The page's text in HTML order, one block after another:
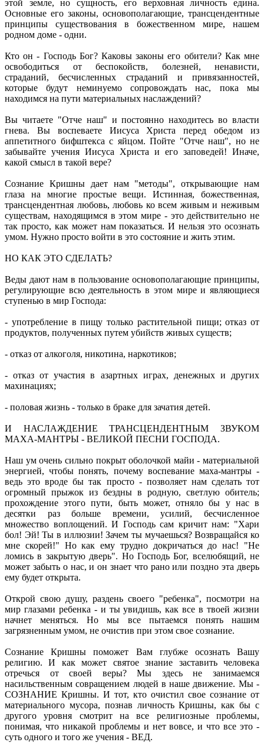
этой земле, но сущность, его верховная личность едина.
Основные его законы, основополагающие, трансцендентные
принципы существования в божественном мире, нашем
родном доме - одни.
Кто он - Господь Бог? Каковы законы его обители? Как мне
освободиться от беспокойств, болезней, ненависти,
страданий, бесчисленных страданий и привязанностей,
которые будут неминуемо сопровождать нас, пока мы
находимся на пути материальных наслаждений?
Вы читаете "Отче наш" и постоянно находитесь во власти
гнева. Вы воспеваете Иисуса Христа перед обедом из
аппетитного бифштекса с яйцом. Пойте "Отче наш", но не
забывайте учения Иисуса Христа и его заповедей! Иначе,
какой смысл в такой вере?
Сознание Кришны дает нам "методы", открывающие нам
глаза на многие простые вещи. Истинная, божественная,
трансцендентная любовь, любовь ко всем живым и неживым
существам, находящимся в этом мире - это действительно не
так просто, как может нам показаться. И нельзя это осознать
умом. Нужно просто войти в это состояние и жить этим.
НО КАК ЭТО СДЕЛАТЬ?
Веды дают нам в пользование основополагающие принципы,
регулирующие всю деятельность в этом мире и являющиеся
ступенью в мир Господа:
- употребление в пищу только растительной пищи; отказ от
продуктов, полученных путем убийств живых существ;
- отказ от алкоголя, никотина, наркотиков;
- отказ от участия в азартных играх, денежных и других
махинациях;
- половая жизнь - только в браке для зачатия детей.
И НАСЛАЖДЕНИЕ ТРАНСЦЕНДЕНТНЫМ ЗВУКОМ
МАХА-МАНТРЫ - ВЕЛИКОЙ ПЕСНИ ГОСПОДА.
Наш ум очень сильно покрыт оболочкой майи - материальной
энергией, чтобы понять, почему воспевание маха-мантры -
ведь это вроде бы так просто - позволяет нам сделать тот
огромный прыжок из бездны в родную, светлую обитель;
прохождение этого пути, быть может, отняло бы у нас в
десятки раз больше времени, усилий, бесчисленное
множество воплощений. И Господь сам кричит нам: "Хари
бол! Эй! Ты в иллюзии! Зачем ты мучаешься? Возвращайся ко
мне скорей!" Но как ему трудно докричаться до нас! "Не
ломись в закрытую дверь". Но Господь Бог, вселюбящий, не
может забыть о нас, и он знает что рано или поздно эта дверь
ему будет открыта.
Открой свою душу, раздень своего "ребенка", посмотри на
мир глазами ребенка - и ты увидишь, как все в твоей жизни
начнет меняться. Но мы все пытаемся понять нашим
загрязненным умом, не очистив при этом свое сознание.
Сознание Кришны поможет Вам глубже осознать Вашу
религию. И как может святое знание заставить человека
отречься от своей веры? Мы здесь не занимаемся
насильственным совращением людей в наше движение. Мы -
СОЗНАНИЕ Кришны. И тот, кто очистил свое сознание от
материального мусора, познав личность Кришны, как бы с
другого уровня смотрит на все религиозные проблемы,
понимая, что никакой проблемы и нет вовсе, и что все это -
суть одного и того же учения - ВЕД.